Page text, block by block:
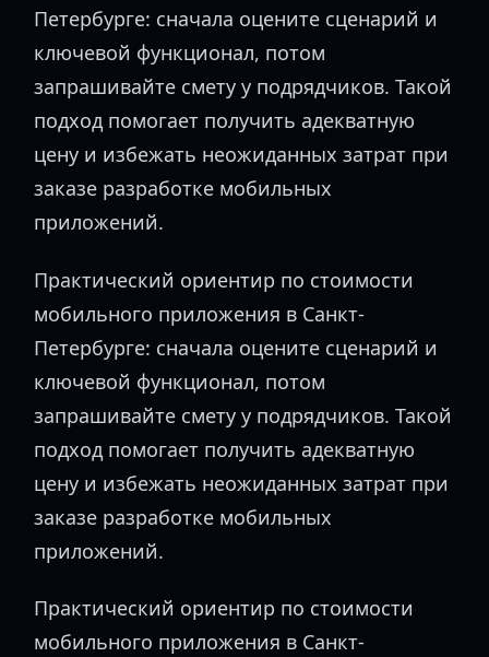
Петербурге: сначала оцените сценарий и
ключевой функционал, потом
запрашивайте смету у подрядчиков. Такой
подход помогает получить адекватную
цену и избежать неожиданных затрат при
заказе разработке мобильных
приложений.
Практический ориентир по стоимости
мобильного приложения в Санкт-
Петербурге: сначала оцените сценарий и
ключевой функционал, потом
запрашивайте смету у подрядчиков. Такой
подход помогает получить адекватную
цену и избежать неожиданных затрат при
заказе разработке мобильных
приложений.
Практический ориентир по стоимости
мобильного приложения в Санкт-